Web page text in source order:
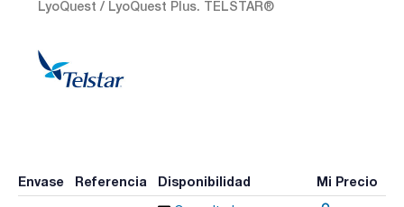
LyoQuest / LyoQuest Plus. TELSTAR®
Envase Referencia Disponibilidad Mi Precio